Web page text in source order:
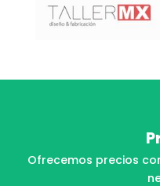
Ofrecemos precios